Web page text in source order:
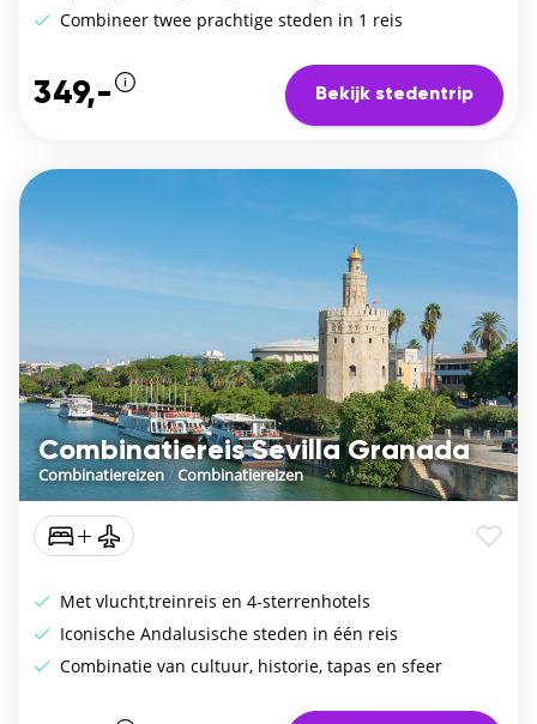
Combineer twee prachtige steden in 1 reis
349,- Bekijk stedentrip
Combinatiereis Sevilla Granada
Combinatiereizen/Combinatiereizen
Met vlucht,treinreis en 4-sterrenhotels
Iconische Andalusische steden in één reis
Combinatie van cultuur, historie, tapas en sfeer